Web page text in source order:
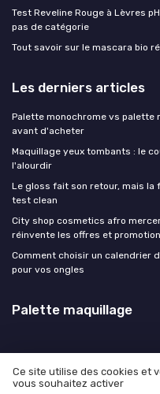
Test Reveline Rouge à Lèvres
pas de catégorie
Tout savoir sur le mascara bio
Les derniers articles
Palette monochrome vs palette
avant d'acheter
Maquillage yeux tombants : le
l'alourdir
Le gloss fait son retour, mais la
test clean
City shop cosmetics afro
réinvente les offres et
Comment choisir un calendrier
pour vos ongles
Palette maquillage
Mentions légales
Ce site utilise des cookies et
vous souhaitez activer